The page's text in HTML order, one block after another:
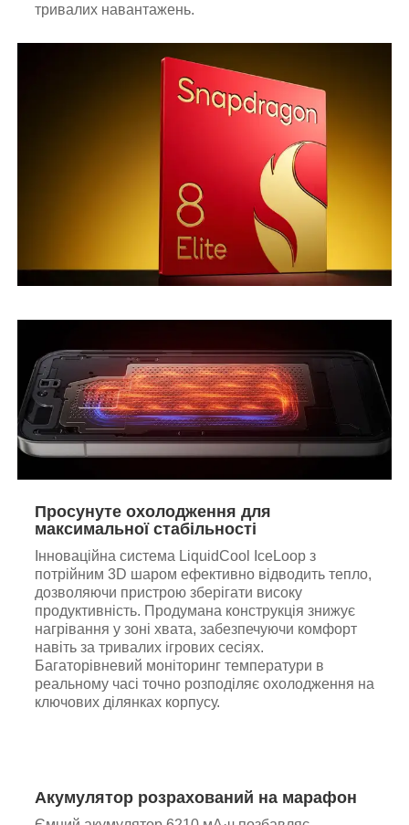
тривалих навантажень.
Просунуте охолодження для
максимальної стабільності
Інноваційна система LiquidCool IceLoop з
потрійним 3D шаром ефективно відводить тепло,
дозволяючи пристрою зберігати високу
продуктивність. Продумана конструкція знижує
нагрівання у зоні хвата, забезпечуючи комфорт
навіть за тривалих ігрових сесіях.
Багаторівневий моніторинг температури в
реальному часі точно розподіляє охолодження на
ключових ділянках корпусу.
Акумулятор розрахований на марафон